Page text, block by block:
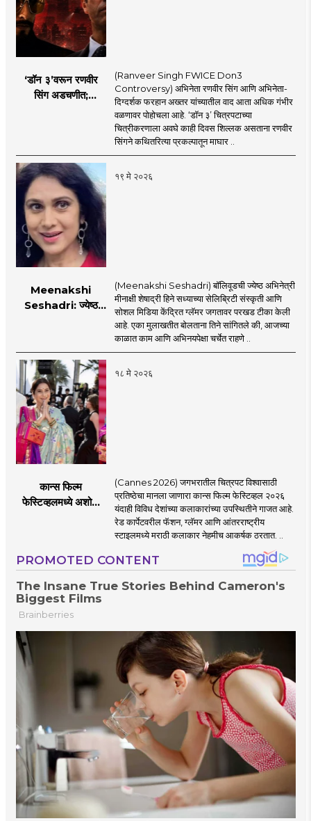
‘डॉन ३’वरून रणवीर
सिंग अडचणीत;
(Ranveer Singh FWICE Don3
Controversy) अभिनेता रणवीर सिंग आणि अभिनेता-
दिग्दर्शक फरहान अख्तर यांच्यातील वाद आता अधिक गंभीर
वळणावर पोहोचला आहे. ‘डॉन ३’ चित्रपटाच्या
चित्रीकरणाला अवघे काही दिवस शिल्लक असताना रणवीर
सिंगने कथितरित्या प्रकल्पातून माघार ..
१९ मे २०२६
Meenakshi
Seshadri: ज्येष्ठ
सेलिब्रिटी संस्कृतीवर
जोरदार टीका, नेमकं
काय म्हणाली?
(Meenakshi Seshadri) बॉलिवूडची ज्येष्ठ अभिनेत्री
मीनाक्षी शेषाद्री हिने सध्याच्या सेलिब्रिटी संस्कृती आणि
सोशल मिडिया केंद्रित ग्लॅमर जगतावर परखड टीका केली
आहे. एका मुलाखतीत बोलताना तिने सांगितले की, आजच्या
काळात काम आणि अभिनयपेक्षा चर्चेत राहणे ..
१८ मे २०२६
कान्स फिल्म
फेस्टिव्हलमध्ये अशोक
(Cannes 2026) जगभरातील चित्रपट विश्वासाठी
प्रतिष्ठेचा मानला जाणारा कान्स फिल्म फेस्टिव्हल २०२६
यंदाही विविध देशांच्या कलाकारांच्या उपस्थितीने गाजत आहे.
रेड कार्पेटवरील फॅशन, ग्लॅमर आणि आंतरराष्ट्रीय
स्टाइलमध्ये मराठी कलाकार नेहमीच आकर्षक ठरतात. ..